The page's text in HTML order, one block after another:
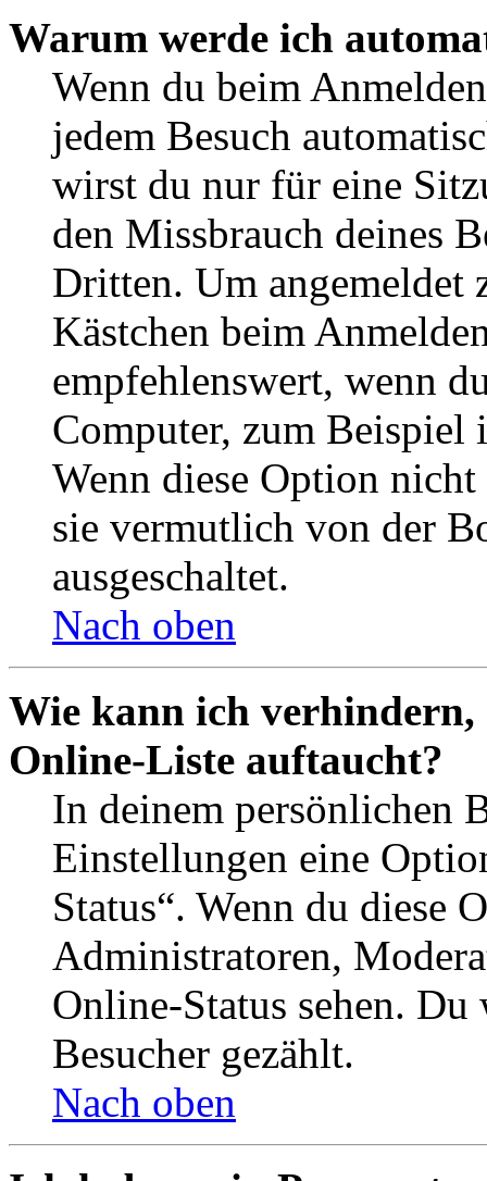
Warum werde ich
Wenn du beim
jedem Besuch
wirst du nur für eine
den Missbrauch deines
Dritten. Um angemeldet
Kästchen beim
empfehlenswert, wenn
Computer, zum Beispiel
Wenn diese Option
sie vermutlich von der
ausgeschaltet.
Nach oben
Wie kann ich verhindern,
Online-Liste auftaucht?
In deinem persönlichen
Einstellungen eine
Status“. Wenn du diese
Administratoren,
Online-Status sehen.
Besucher gezählt.
Nach oben